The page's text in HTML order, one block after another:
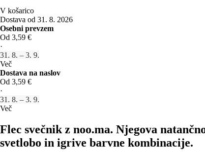
V košarico
Dostava od 31. 8. 2026
Osebni prevzem
Od 3,59 €
·
31. 8. – 3. 9.
Več
Dostava na naslov
Od 3,59 €
·
31. 8. – 3. 9.
Več
Flec svečnik z noo.ma. Njegova
svetlobo in igrive barvne kombinacije.